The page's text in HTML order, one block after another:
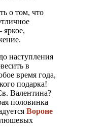
о том, что
яркое,
наступления
в
время года,
подарка!
Валентина?
половинка
Вороне